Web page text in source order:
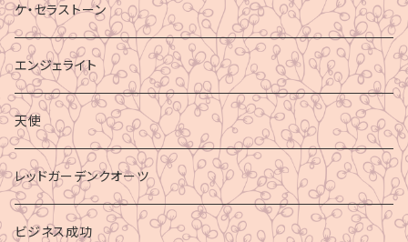
ケ・セラストーン
エンジェライト
天使
レッドガーデンクオーツ
ビジネス成功